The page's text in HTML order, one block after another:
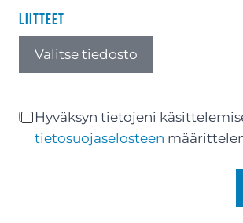
Liitteet
Valitse tiedosto
Hyväksyn tietojeni
tietosuojaselosteen